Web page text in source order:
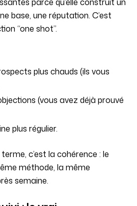
base, une réputation. C’est
“one shot”.
plus chauds (ils vous
(vous avez déjà prouvé
plus régulier.
c’est la cohérence : le
méthode, la même
semaine.